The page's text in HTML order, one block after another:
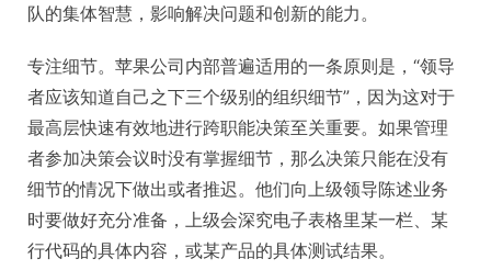
队的集体智慧，影响解决问题和创新的能力。
专注细节。苹果公司内部普遍适用的一条原则是，“领导
者应该知道自己之下三个级别的组织细节”，因为这对于
最高层快速有效地进行跨职能决策至关重要。如果管理
者参加决策会议时没有掌握细节，那么决策只能在没有
细节的情况下做出或者推迟。他们向上级领导陈述业务
时要做好充分准备，上级会深究电子表格里某一栏、某
行代码的具体内容，或某产品的具体测试结果。